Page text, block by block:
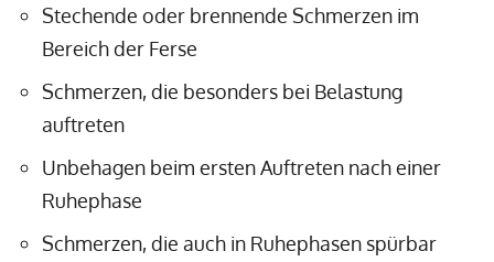
Stechende oder brennende Schmerzen im
Bereich der Ferse
Schmerzen, die besonders bei Belastung
auftreten
Unbehagen beim ersten Auftreten nach einer
Ruhephase
Schmerzen, die auch in Ruhephasen spürbar